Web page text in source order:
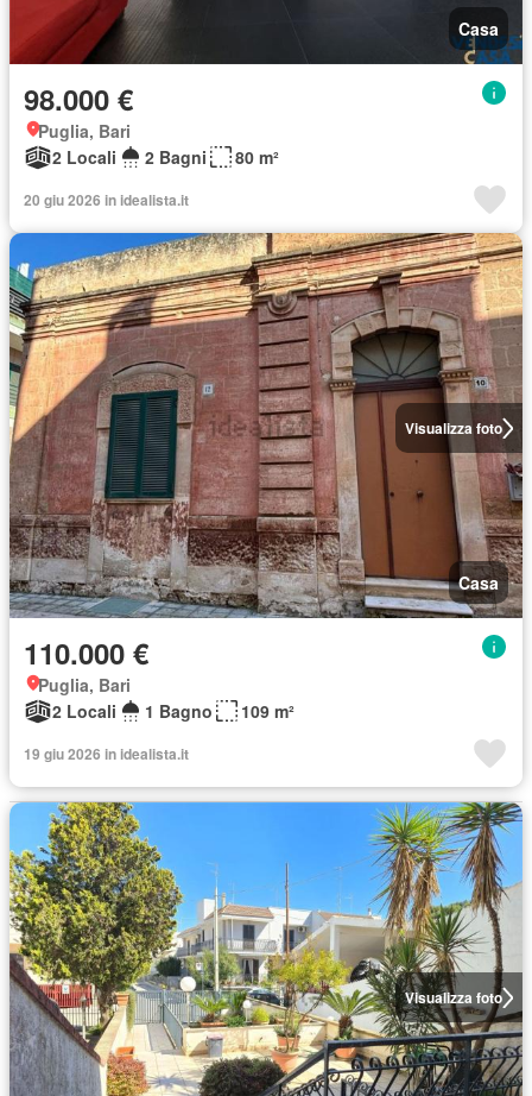
Casa
98.000 €
Puglia, Bari
2 Locali
2 Bagni 80 m²
20 giu 2026 in idealista.it
Visualizza foto
Casa
110.000 €
Puglia, Bari
2 Locali
1 Bagno 109 m²
19 giu 2026 in idealista.it
Visualizza foto